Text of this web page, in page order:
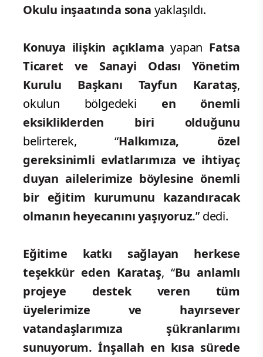
Okulu inşaatında sona yaklaşıldı.
Konuya ilişkin açıklamayapan Fatsa
Ticaret ve Sanayi Odası Yönetim
Kurulu Başkanı Tayfun Karataş,
okulun bölgedeki en önemli
eksikliklerden biri olduğunu
belirterek, “Halkımıza, özel
gereksinimli evlatlarımıza ve ihtiyaç
duyan ailelerimize böylesine önemli
bir eğitim kurumunu kazandıracak
olmanın heyecanını yaşıyoruz.” dedi.
Eğitime katkı sağlayan herkese
teşekkür eden Karataş, “Bu anlamlı
projeye destek veren tüm
üyelerimize ve hayırsever
vatandaşlarımıza şükranlarımı
sunuyorum. İnşallah en kısa sürede